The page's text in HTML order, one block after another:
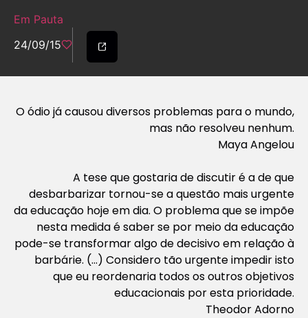
Em Pauta
24/09/15
O ódio já causou diversos problemas para o mundo,
mas não resolveu nenhum.
Maya Angelou
A tese que gostaria de discutir é a de que
desbarbarizar tornou-se a questão mais urgente
da educação hoje em dia. O problema que se impõe
nesta medida é saber se por meio da educação
pode-se transformar algo de decisivo em relação à
barbárie. (…) Considero tão urgente impedir isto
que eu reordenaria todos os outros objetivos
educacionais por esta prioridade.
Theodor Adorno